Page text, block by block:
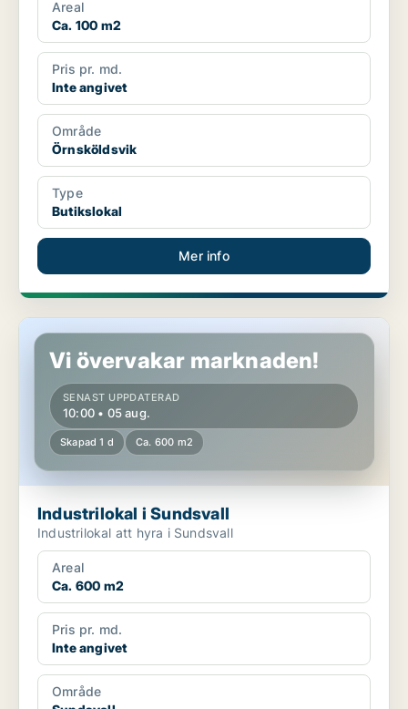
Areal
Ca. 100 m2
Pris pr. md.
Inte angivet
Område
Örnsköldsvik
Type
Butikslokal
Mer info
Industrilokal i Sundsvall
Vi övervakar marknaden!
SENAST UPPDATERAD
10:00 • 05 aug.
Skapad 1 d Ca. 600 m2
Industrilokal i Sundsvall
Industrilokal att hyra i Sundsvall
Areal
Ca. 600 m2
Pris pr. md.
Inte angivet
Område